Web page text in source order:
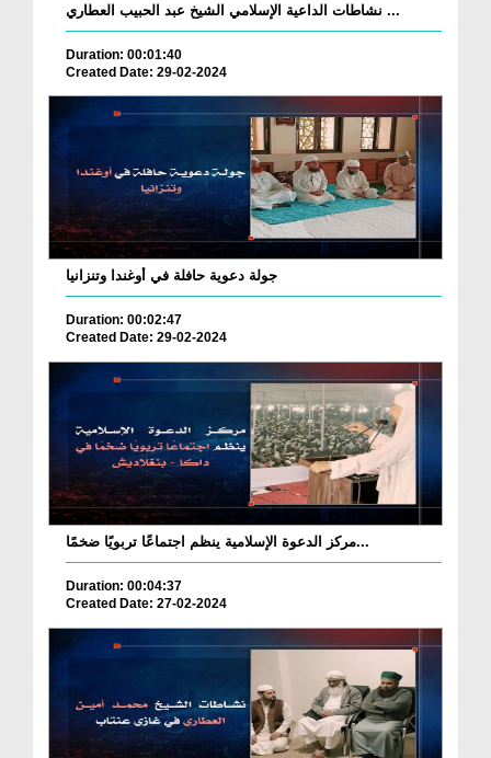
نشاطات الداعية الإسلامي الشيخ عبد الحبيب العطاري ...
Duration: 00:01:40
Created Date: 29-02-2024
جولة دعوية حافلة في أوغندا وتنزانيا
Duration: 00:02:47
Created Date: 29-02-2024
مركز الدعوة الإسلامية ينظم اجتماعًا تربويًا ضخمًا...
Duration: 00:04:37
Created Date: 27-02-2024